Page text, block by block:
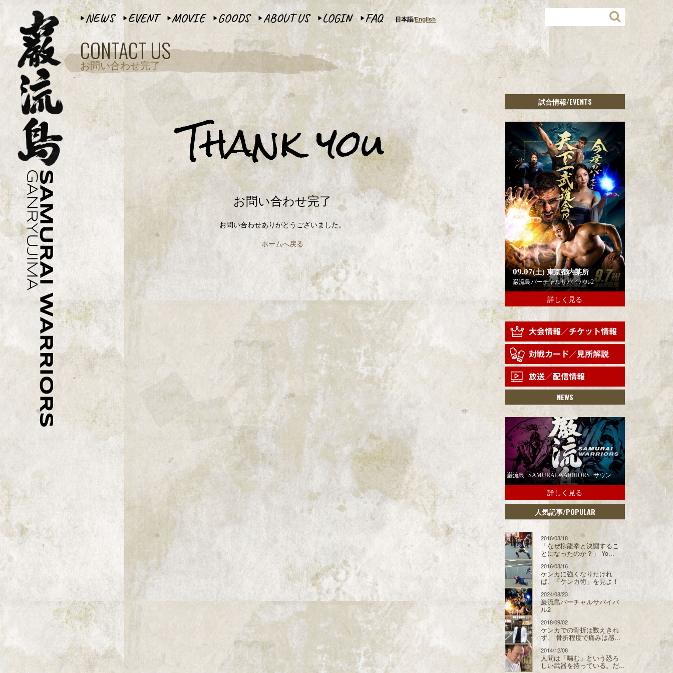
▶︎NEWS ▶︎ EVENT ▶︎MOVIE ▶︎ GOODS ▶︎ABOUT US ▶︎ LOGIN ▶︎FAQ 日本語English
CONTACT US
お問い合わせ完了
Thank you
お問い合わせ完了
お問い合わせありがとうございました。
ホームへ戻る
試合情報/EVENTS
09.07(土)東京都内某所
巌流島バーチャルサバイバル2
詳しく見る
NEWS
巌流島 -SAMURAI WARRIORS- サウンドトラックの配信スタート！
詳しく見る
人気記事/POPULAR
2016/03/18
「なぜ柳龍拳と決闘するこ
とになったのか？」 Yo...
2016/03/16
ケンカに強くなりたけれ
ば、「ケンカ術」を見よ！
2024/08/23
巌流島バーチャルサバイバ
ル2
2018/09/02
ケンカでの骨折は数えきれ
ず、 骨折程度で痛みは感...
2014/12/08
人間は「噛む」という恐ろ
しい武器を持っている。だ...